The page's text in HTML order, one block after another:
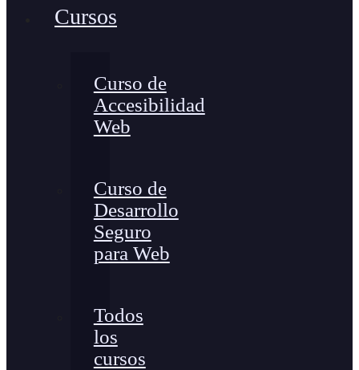
Cursos
Curso de
Accesibilidad
Web
Curso de
Desarrollo
Seguro
para Web
Todos
los
cursos